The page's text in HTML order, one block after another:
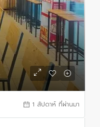
1 สัปดาห์ ที่ผ่านมา